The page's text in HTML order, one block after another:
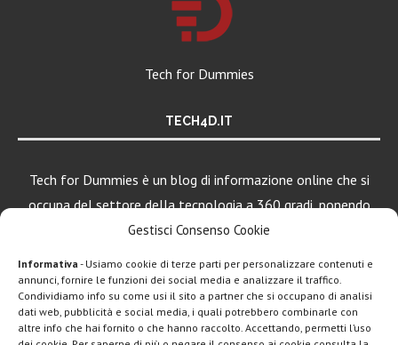
Gestisci Consenso Cookie
Informativa - Usiamo cookie di terze parti per personalizzare contenuti e
annunci, fornire le funzioni dei social media e analizzare il traffico.
Condividiamo info su come usi il sito a partner che si occupano di analisi
dati web, pubblicità e social media, i quali potrebbero combinarle con
altre info che hai fornito o che hanno raccolto. Accettando, permetti l’uso
Tech for Dummies
TECH4D.IT
Tech for Dummies è un blog di informazione online che si
occupa del settore della tecnologia a 360 gradi, ponendo
una particolare attenzione al mondo Android, Apple e
LEGGI ANCHE